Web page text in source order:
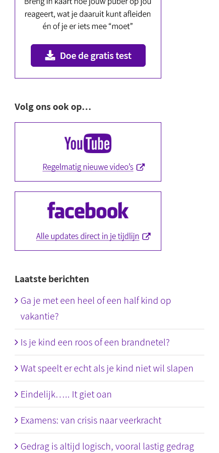
Volg ons ook op…
Laatste berichten
Ga je met een heel of een half kind op
vakantie?
Is je kind een roos of een brandnetel?
Wat speelt er echt als je kind niet wil slapen
Eindelijk….. It giet oan
Examens: van crisis naar veerkracht
Gedrag is altijd logisch, vooral lastig gedrag